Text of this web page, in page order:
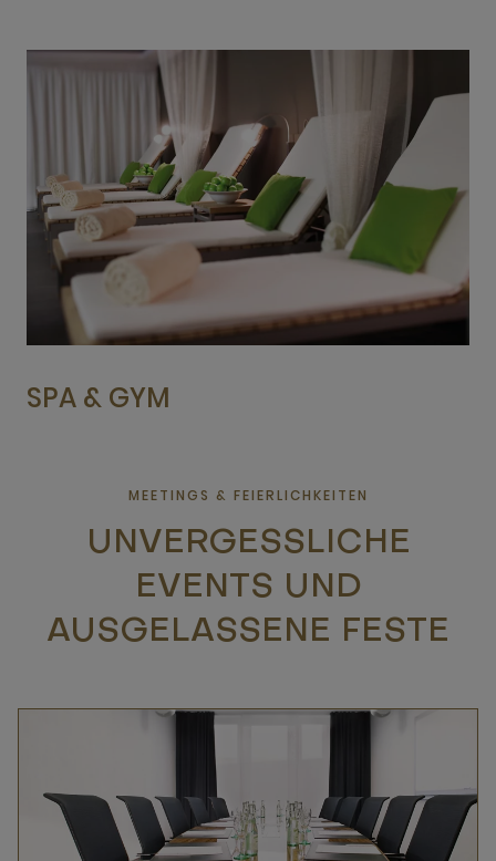
SPA & GYM
MEETINGS & FEIERLICHKEITEN
UNVERGESSLICHE
EVENTS UND
AUSGELASSENE FESTE